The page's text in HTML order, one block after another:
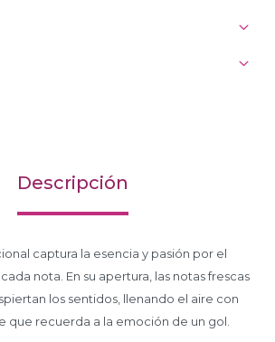
Descripción
captura la esencia y pasión por el
nota. En su apertura, las notas frescas
los sentidos, llenando el aire con
que recuerda a la emoción de un gol.